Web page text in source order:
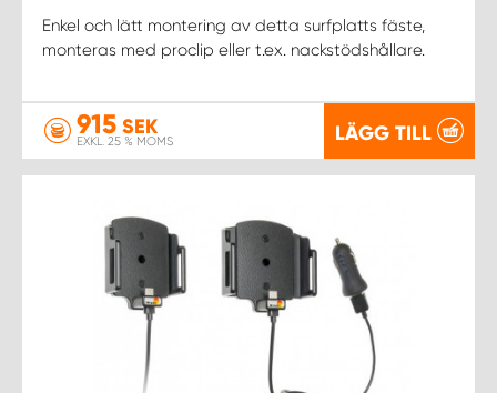
Enkel och lätt montering av detta surfplatts fäste,
monteras med proclip eller t.ex. nackstödshållare.
915 SEK
EXKL. 25 % MOMS LÄGG TILL
WORK SYSTEM VÄSTERÅS
WORK SYSTEM ÖREBRO
WORK SYSTEM ÖSTERSUND